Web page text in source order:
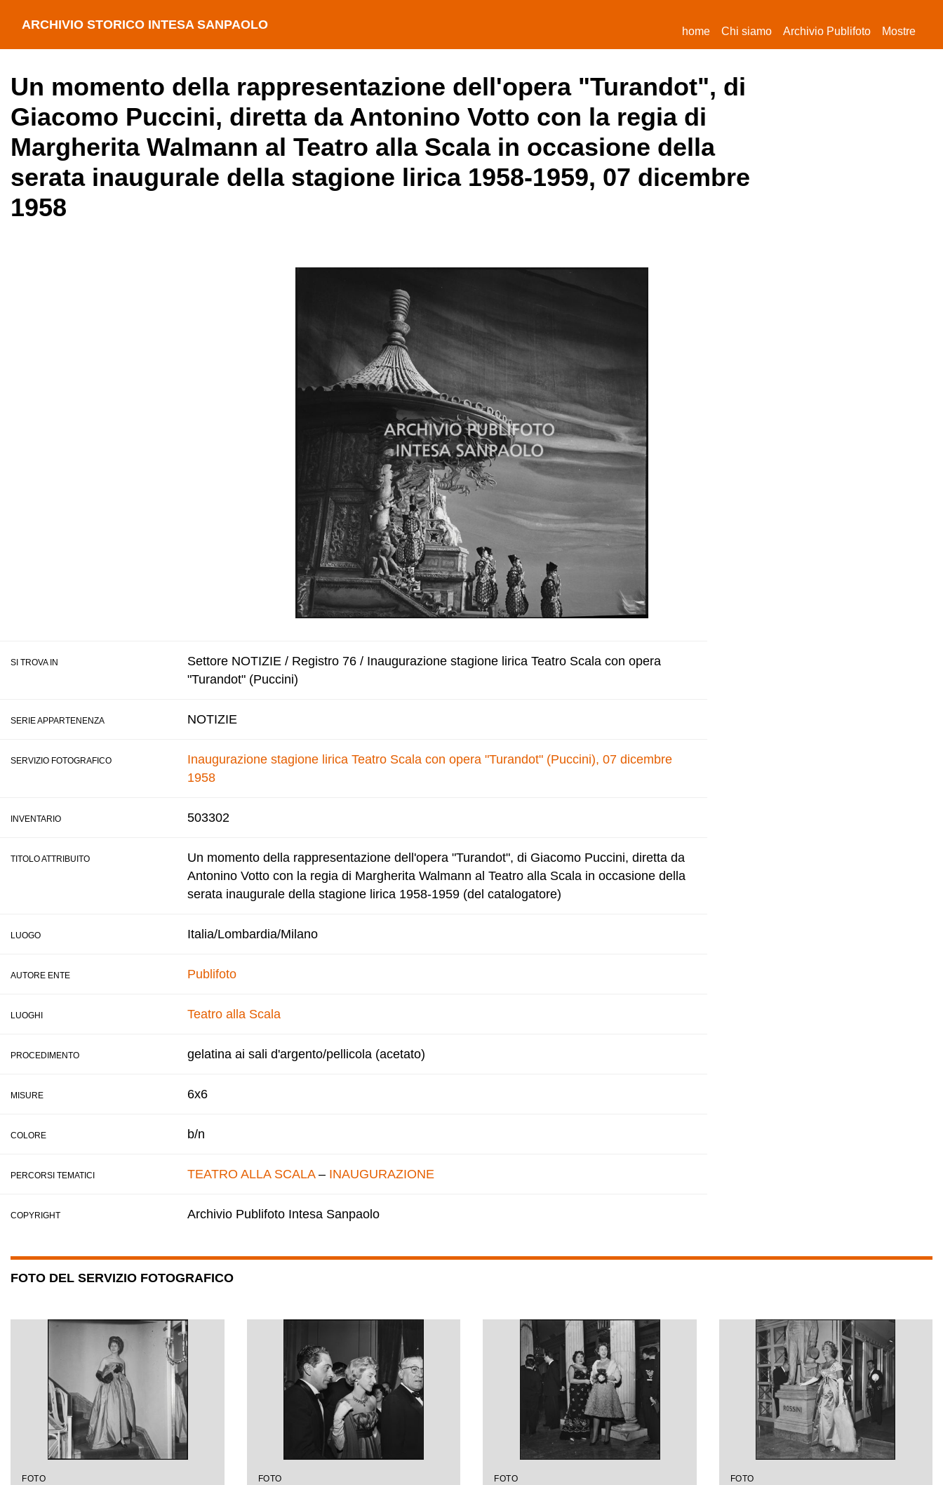
ARCHIVIO STORICO INTESA SANPAOLO home(current)
Chi siamo Archivio Publifoto Mostre
Un momento della rappresentazione dell'opera "Turandot", di
Giacomo Puccini, diretta da Antonino Votto con la regia di
Margherita Walmann al Teatro alla Scala in occasione della
serata inaugurale della stagione lirica 1958-1959, 07 dicembre
1958
SI TROVA IN
Settore NOTIZIE / Registro 76 / Inaugurazione stagione lirica Teatro Scala con opera
"Turandot" (Puccini)
SERIE APPARTENENZA NOTIZIE
SERVIZIO FOTOGRAFICO
Inaugurazione stagione lirica Teatro Scala con opera "Turandot" (Puccini), 07 dicembre
1958
INVENTARIO 503302
TITOLO ATTRIBUITO
Un momento della rappresentazione dell'opera "Turandot", di Giacomo Puccini, diretta da
Antonino Votto con la regia di Margherita Walmann al Teatro alla Scala in occasione della
serata inaugurale della stagione lirica 1958-1959 (del catalogatore)
LUOGO Italia/Lombardia/Milano
AUTORE ENTE Publifoto
LUOGHI Teatro alla Scala
PROCEDIMENTO gelatina ai sali d'argento/pellicola (acetato)
MISURE 6x6
COLORE b/n
PERCORSI TEMATICI TEATRO ALLA SCALA– INAUGURAZIONE
COPYRIGHT Archivio Publifoto Intesa Sanpaolo
FOTO DEL SERVIZIO FOTOGRAFICO
FOTO FOTO FOTO FOTO